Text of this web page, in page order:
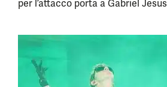
per l’attacco porta a Gabriel Jesus